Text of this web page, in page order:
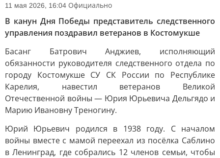
11 мая 2026, 16:04 Официально
В канун Дня Победы представитель следственного
управления поздравил ветеранов в Костомукше
Басанг Батрович Анджиев, исполняющий
обязанности руководителя следственного отдела по
городу Костомукше СУ СК России по Республике
Карелия, навестил ветеранов Великой
Отечественной войны — Юрия Юрьевича Дельгядо и
Марию Ивановну Треногину.
Юрий Юрьевич родился в 1938 году. С началом
войны вместе с мамой переехал из посёлка Саблино
в Ленинград, где собрались 12 членов семьи, чтобы